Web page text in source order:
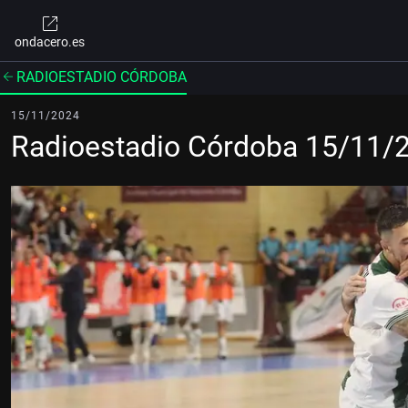
ondacero.es
RADIOESTADIO CÓRDOBA
15/11/2024
Radioestadio Córdoba 15/11/